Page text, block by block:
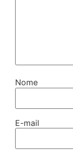
Nome
E-mail